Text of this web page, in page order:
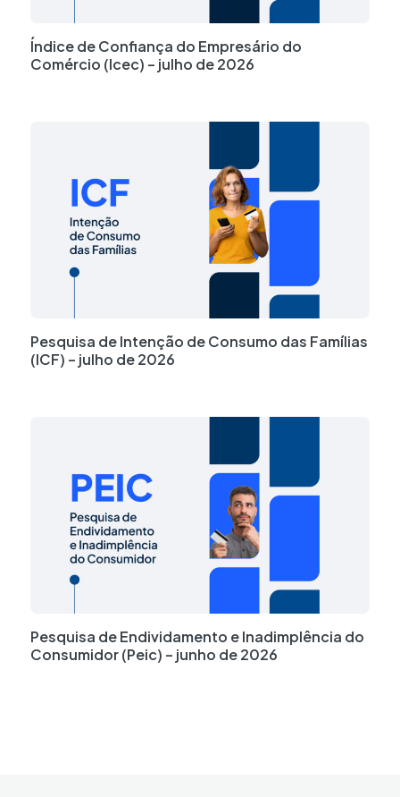
Powered By EmbedPress
Índice de Confiança do Empresário do
Comércio (Icec) – julho de 2026
Pesquisa de Intenção de Consumo das Famílias
(ICF) – julho de 2026
Pesquisa de Endividamento e Inadimplência do
Consumidor (Peic) – junho de 2026